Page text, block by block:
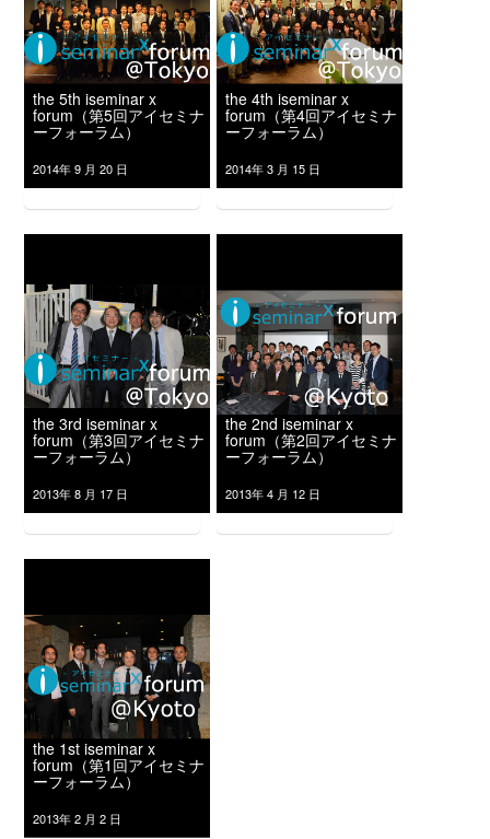
the 5th iseminar x
forum（第5回アイセミナ
ーフォーラム）
2014年 9 月 20 日
the 4th iseminar x
forum（第4回アイセミナ
ーフォーラム）
2014年 3 月 15 日
the 3rd iseminar x
forum（第3回アイセミナ
ーフォーラム）
2013年 8 月 17 日
the 2nd iseminar x
forum（第2回アイセミナ
ーフォーラム）
2013年 4 月 12 日
the 1st iseminar x
forum（第1回アイセミナ
ーフォーラム）
2013年 2 月 2 日